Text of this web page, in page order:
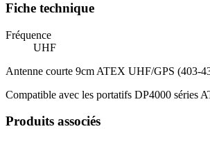
Fiche technique
Fréquence
UHF
Antenne courte 9cm ATEX UHF/GPS (403-
Compatible avec les portatifs DP4000 séries
Produits associés